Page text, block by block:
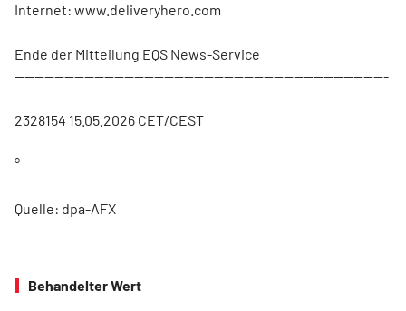
Internet: www.deliveryhero.com
Ende der Mitteilung EQS News-Service
---------------------------------------------------------------------------
2328154 15.05.2026 CET/CEST
°
Quelle: dpa-AFX
Behandelter Wert